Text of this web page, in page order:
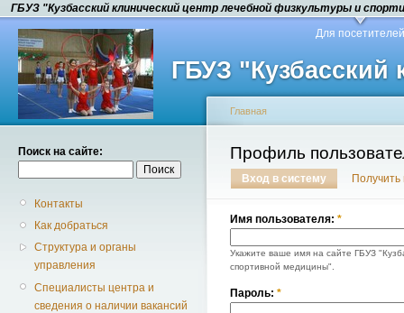
ГБУЗ "Кузбасский клинический центр лечебной физкультуры и
ГБУЗ
Для посетителей
Поиск на сайте:
Контакты
Как добраться
Структура и органы
управления
Специалисты центра и
сведения о наличии вакансий
Главная
Профиль
Вход в систему
Имя пользователя: *
Укажите ваше имя на сайте ГБУЗ
спортивной медицины".
Пароль: *